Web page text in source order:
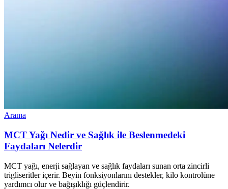
Arama
MCT Yağı Nedir ve Sağlık ile Beslenmedeki
Faydaları Nelerdir
MCT yağı, enerji sağlayan ve sağlık faydaları sunan orta zincirli
trigliseritler içerir. Beyin fonksiyonlarını destekler, kilo kontrolüne
yardımcı olur ve bağışıklığı güçlendirir.